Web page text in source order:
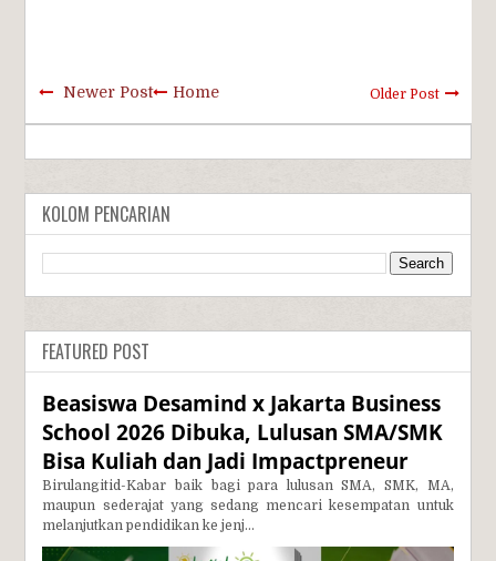
Newer Post Older Post
Home
KOLOM PENCARIAN
FEATURED POST
Beasiswa Desamind x Jakarta Business
School 2026 Dibuka, Lulusan SMA/SMK
Bisa Kuliah dan Jadi Impactpreneur
Birulangitid-Kabar baik bagi para lulusan SMA, SMK, MA,
maupun sederajat yang sedang mencari kesempatan untuk
melanjutkan pendidikan ke jenj...